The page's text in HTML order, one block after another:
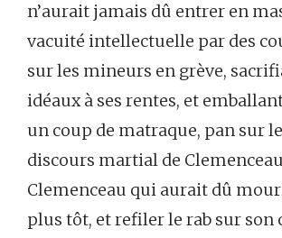
n’aurait jamais dû entrer en
vacuité intellectuelle par des
sur les mineurs en grève,
idéaux à ses rentes, et
un coup de matraque, pan sur
discours martial de
Clemenceau qui aurait dû
plus tôt, et refiler le rab sur son